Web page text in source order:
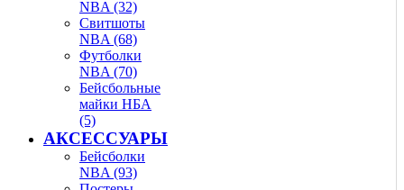
NBA (32)
Свитшоты
NBA (68)
Футболки
NBA (70)
Бейсбольные
майки НБА
(5)
АКСЕССУАРЫ
Бейсболки
NBA (93)